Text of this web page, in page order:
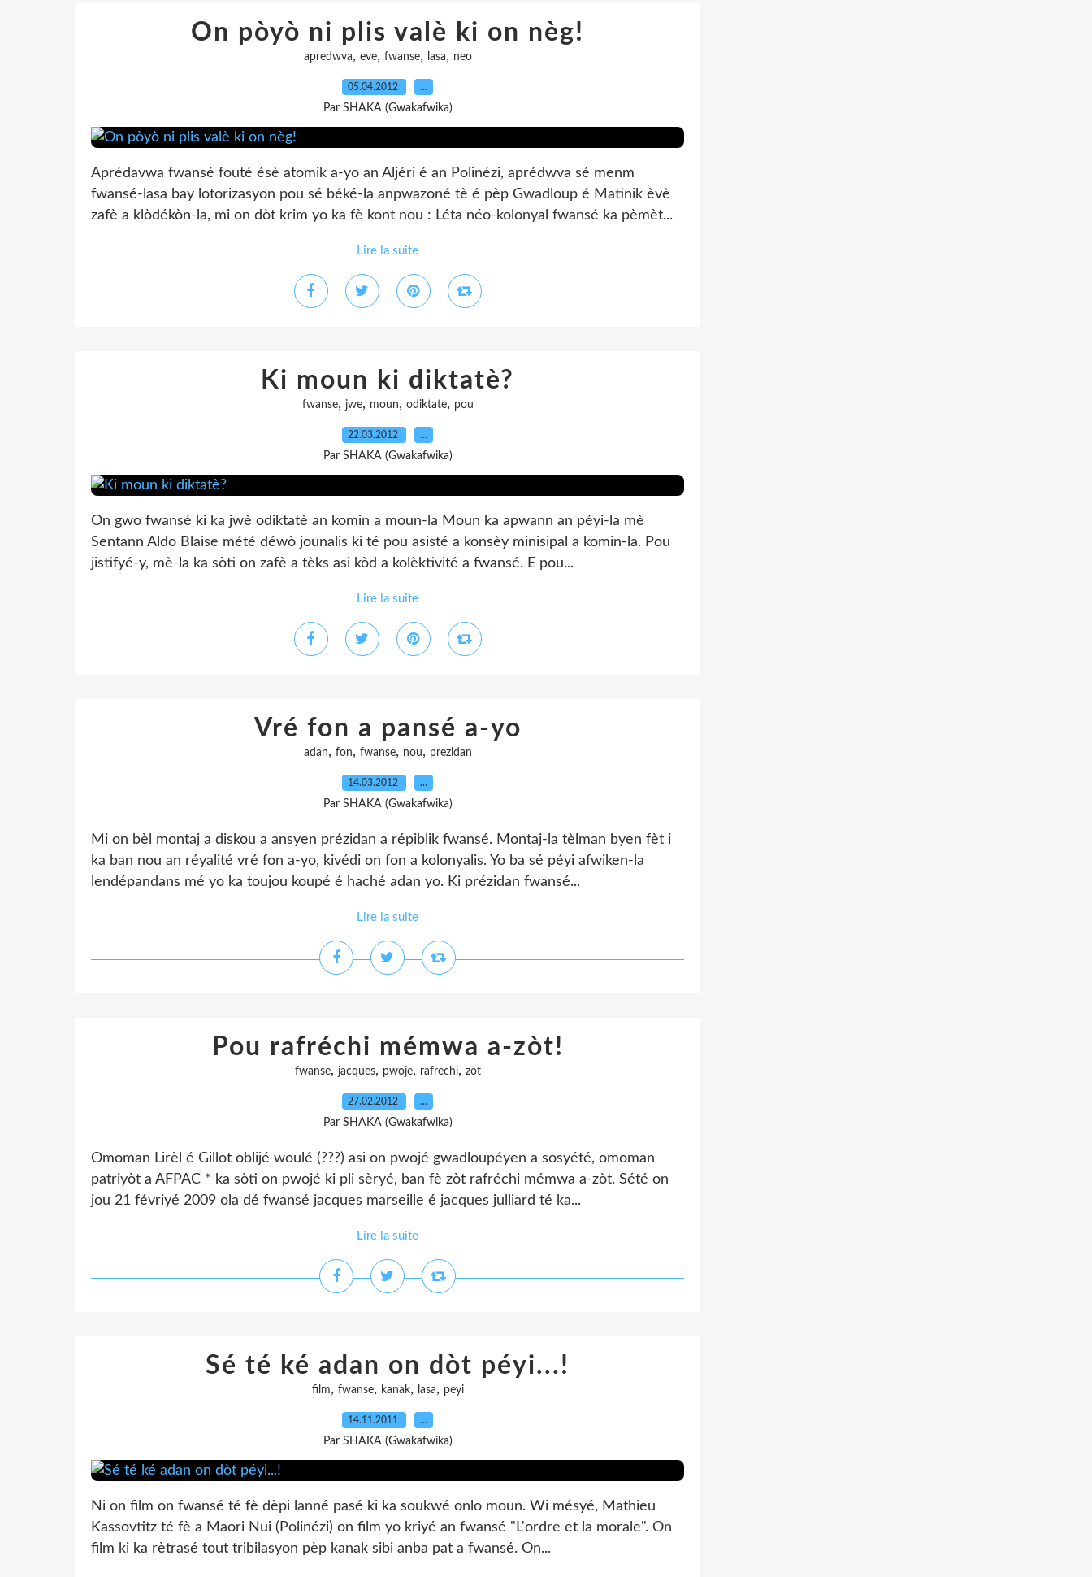
On pòyò ni plis valè ki on nèg!
apredwva, eve, fwanse, lasa, neo
05.04.2012 …
Par SHAKA (Gwakafwika)
Aprédavwa fwansé fouté ésè atomik a-yo an Aljéri é an Polinézi, aprédwva sé menm
fwansé-lasa bay lotorizasyon pou sé béké-la anpwazoné tè é pèp Gwadloup é Matinik èvè
zafè a klòdékòn-la, mi on dòt krim yo ka fè kont nou : Léta néo-kolonyal fwansé ka pèmèt...
Lire la suite
Ki moun ki diktatè?
fwanse, jwe, moun, odiktate, pou
22.03.2012 …
Par SHAKA (Gwakafwika)
On gwo fwansé ki ka jwè odiktatè an komin a moun-la Moun ka apwann an péyi-la mè
Sentann Aldo Blaise mété déwò jounalis ki té pou asisté a konsèy minisipal a komin-la. Pou
jistifyé-y, mè-la ka sòti on zafè a tèks asi kòd a kolèktivité a fwansé. E pou...
Lire la suite
Vré fon a pansé a-yo
adan, fon, fwanse, nou, prezidan
14.03.2012 …
Par SHAKA (Gwakafwika)
Mi on bèl montaj a diskou a ansyen prézidan a répiblik fwansé. Montaj-la tèlman byen fèt i
ka ban nou an réyalité vré fon a-yo, kivédi on fon a kolonyalis. Yo ba sé péyi afwiken-la
lendépandans mé yo ka toujou koupé é haché adan yo. Ki prézidan fwansé...
Lire la suite
Pou rafréchi mémwa a-zòt!
fwanse, jacques, pwoje, rafrechi, zot
27.02.2012 …
Par SHAKA (Gwakafwika)
Omoman Lirèl é Gillot oblijé woulé (???) asi on pwojé gwadloupéyen a sosyété, omoman
patriyòt a AFPAC * ka sòti on pwojé ki pli sèryé, ban fè zòt rafréchi mémwa a-zòt. Sété on
jou 21 févriyé 2009 ola dé fwansé jacques marseille é jacques julliard té ka...
Lire la suite
Sé té ké adan on dòt péyi...!
film, fwanse, kanak, lasa, peyi
14.11.2011 …
Par SHAKA (Gwakafwika)
Ni on film on fwansé té fè dèpi lanné pasé ki ka soukwé onlo moun. Wi mésyé, Mathieu
Kassovtitz té fè a Maori Nui (Polinézi) on film yo kriyé an fwansé "L'ordre et la morale". On
film ki ka rètrasé tout tribilasyon pèp kanak sibi anba pat a fwansé. On...